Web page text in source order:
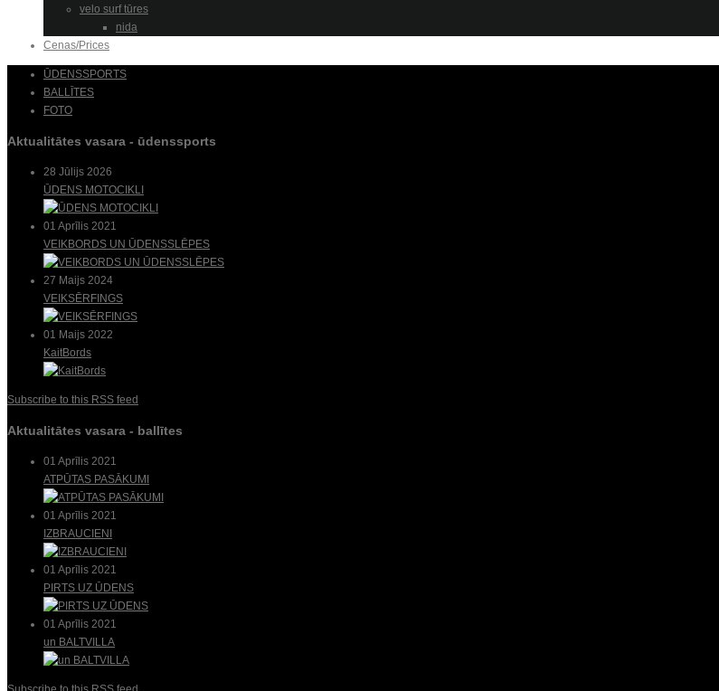
velo surf tūres
nida
Cenas/Prices
ŪDENSSPORTS
BALLĪTES
FOTO
Aktualitātes vasara - ūdenssports
28 Jūlijs 2026
ŪDENS MOTOCIKLI
01 Aprīlis 2021
VEIKBORDS UN ŪDENSSLĒPES
27 Maijs 2024
VEIKSĒRFINGS
01 Maijs 2022
KaitBords
Subscribe to this RSS feed
Aktualitātes vasara - ballītes
01 Aprīlis 2021
ATPŪTAS PASĀKUMI
01 Aprīlis 2021
IZBRAUCIENI
01 Aprīlis 2021
PIRTS UZ ŪDENS
01 Aprīlis 2021
un BALTVILLA